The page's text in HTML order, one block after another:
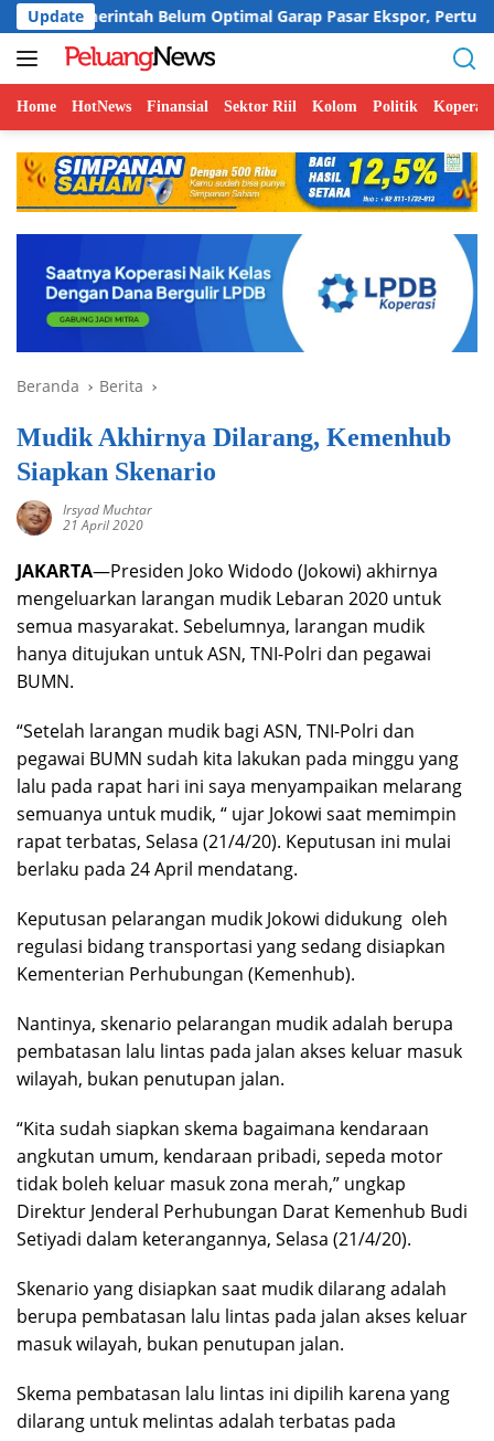
Langsung
ke
konten
Update
Belum Optimal Garap Pasar Ekspor, Pertumbuhan
Home HotNews Finansial Sektor Riil Kolom Politik Koperasi
Beranda Berita
Mudik Akhirnya Dilarang, Kemenhub
Siapkan Skenario
Irsyad Muchtar
21 April 2020
JAKARTA—Presiden Joko Widodo (Jokowi) akhirnya
mengeluarkan larangan mudik Lebaran 2020 untuk
semua masyarakat. Sebelumnya, larangan mudik
hanya ditujukan untuk ASN, TNI-Polri dan pegawai
BUMN.
“Setelah larangan mudik bagi ASN, TNI-Polri dan
pegawai BUMN sudah kita lakukan pada minggu yang
lalu pada rapat hari ini saya menyampaikan melarang
semuanya untuk mudik, “ ujar Jokowi saat memimpin
rapat terbatas, Selasa (21/4/20). Keputusan ini mulai
berlaku pada 24 April mendatang.
Keputusan pelarangan mudik Jokowi didukung oleh
regulasi bidang transportasi yang sedang disiapkan
Kementerian Perhubungan (Kemenhub).
Nantinya, skenario pelarangan mudik adalah berupa
pembatasan lalu lintas pada jalan akses keluar masuk
wilayah, bukan penutupan jalan.
“Kita sudah siapkan skema bagaimana kendaraan
angkutan umum, kendaraan pribadi, sepeda motor
tidak boleh keluar masuk zona merah,” ungkap
Direktur Jenderal Perhubungan Darat Kemenhub Budi
Setiyadi dalam keterangannya, Selasa (21/4/20).
Skenario yang disiapkan saat mudik dilarang adalah
berupa pembatasan lalu lintas pada jalan akses keluar
masuk wilayah, bukan penutupan jalan.
Skema pembatasan lalu lintas ini dipilih karena yang
dilarang untuk melintas adalah terbatas pada